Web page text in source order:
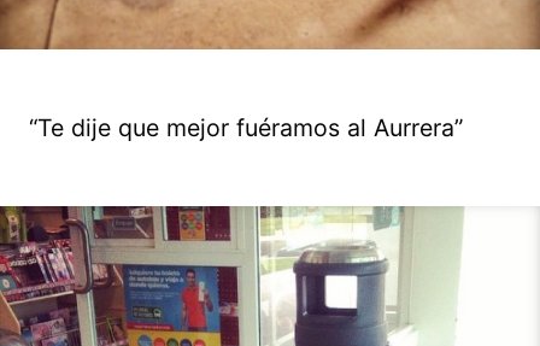
“Te dije que mejor fuéramos al Aurrera”